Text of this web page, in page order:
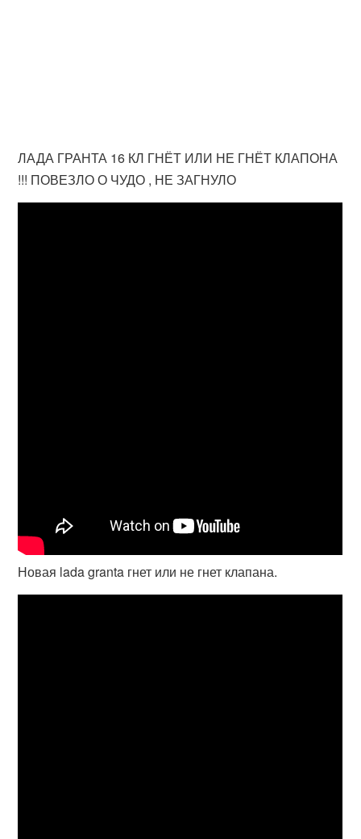
ЛАДА ГРАНТА 16 КЛ ГНЁТ ИЛИ НЕ ГНЁТ КЛАПОНА
!!! ПОВЕЗЛО О ЧУДО , НЕ ЗАГНУЛО
Новая lada granta гнет или не гнет клапана.